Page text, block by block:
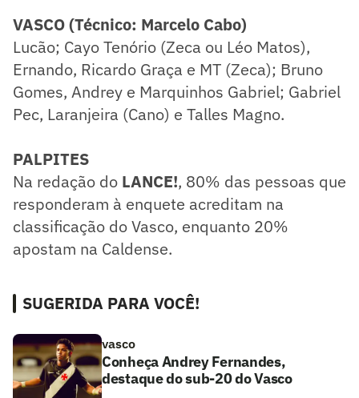
VASCO (Técnico: Marcelo Cabo)
Lucão; Cayo Tenório (Zeca ou Léo Matos),
Ernando, Ricardo Graça e MT (Zeca); Bruno
Gomes, Andrey e Marquinhos Gabriel; Gabriel
Pec, Laranjeira (Cano) e Talles Magno.
PALPITES
Na redação do LANCE!, 80% das pessoas que
responderam à enquete acreditam na
classificação do Vasco, enquanto 20%
apostam na Caldense.
SUGERIDA PARA VOCÊ!
vasco
Conheça Andrey Fernandes,
destaque do sub-20 do Vasco